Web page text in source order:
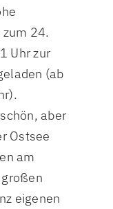
24.
Uhr zur
(ab
aber
Ostsee
am
eigenen